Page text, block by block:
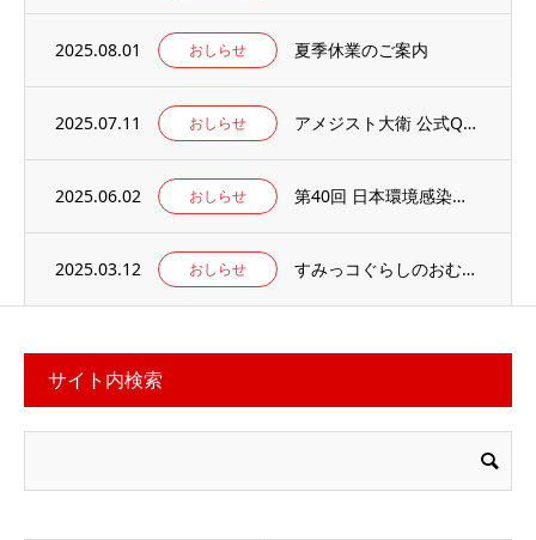
2025.08.01 おしらせ 夏季休業のご案内
2025.07.11 おしらせ アメジスト大衛 公式Qoo10店 がオープンしました
2025.06.02 おしらせ 第40回 日本環境感染学会総会・学術集会の併設展示ブースに出展いたします。
2025.03.12 おしらせ すみっコぐらしのおむつ替えマット 当社楽天ECサイトでお取り扱い中
サイト内検索